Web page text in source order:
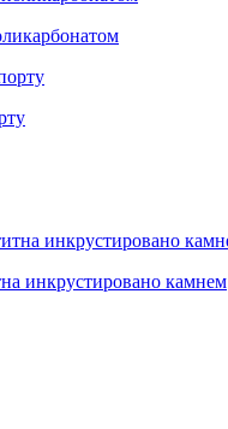
инкрустировано камнем